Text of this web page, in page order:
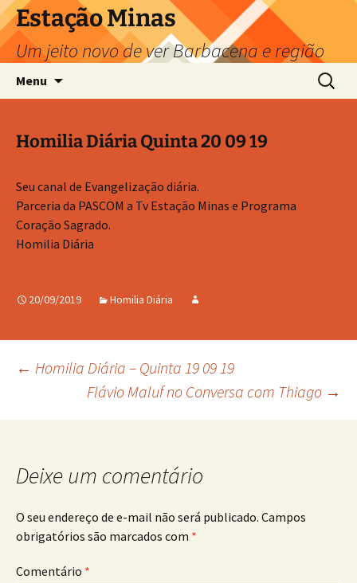
Pular
para
o
conteúdo
Estação Minas
Um jeito novo de ver Barbacena e região
Menu
por:
Homilia Diária Quinta 20 09 19
Seu canal de Evangelização diária.
Parceria da PASCOM a Tv Estação Minas e Programa
Coração Sagrado.
Homilia Diária
20/09/2019 Homilia Diária
Navegação
de
posts
← Homilia Diária – Quinta 19 09 19
Flávio Maluf no Conversa com Thiago →
Deixe um comentário
O seu endereço de e-mail não será publicado. Campos
obrigatórios são marcados com *
Comentário *